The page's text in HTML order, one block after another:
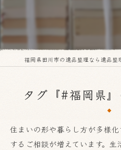
タグ『#福岡県
住まいの形や暮らし方が多様
するご相談が増えています。